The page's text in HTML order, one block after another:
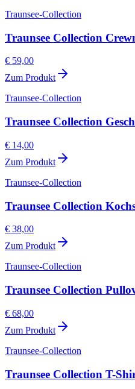
Traunsee-Collection
Traunsee Collection
€ 59,00
Zum Produkt
Traunsee-Collection
Traunsee Collection
€ 14,00
Zum Produkt
Traunsee-Collection
Traunsee Collection
€ 38,00
Zum Produkt
Traunsee-Collection
Traunsee Collection
€ 68,00
Zum Produkt
Traunsee-Collection
Traunsee Collection T-